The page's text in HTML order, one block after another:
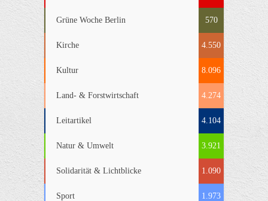
Grüne Woche Berlin 570
Kirche 4.550
Kultur 8.096
Land- & Forstwirtschaft 4.274
Leitartikel 4.104
Natur & Umwelt 3.921
Solidarität & Lichtblicke 1.090
Sport 1.973